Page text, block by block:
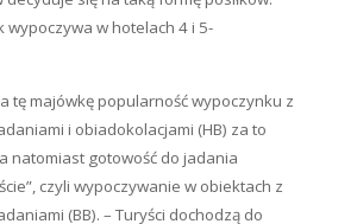
wypoczywa w hotelach 4 i 5-
tę majówkę popularność wypoczynku z
i obiadokolacjami (HB) za to
natomiast gotowość do jadania
czyli wypoczywanie w obiektach z
(BB). – Turyści dochodzą do